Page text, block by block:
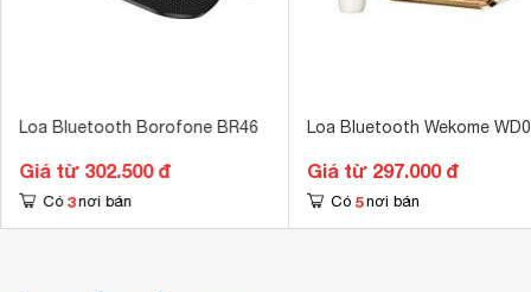
Loa Bluetooth Borofone BR46
Giá từ 302.500 đ
Có 3 nơi bán
Loa Bluetooth Wekome
Giá từ 297.000 đ
Có 5 nơi bán